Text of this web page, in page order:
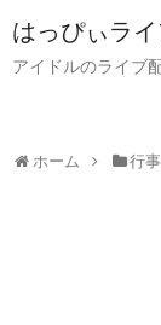
はっぴぃラ
アイドルのライブ
ホーム 行